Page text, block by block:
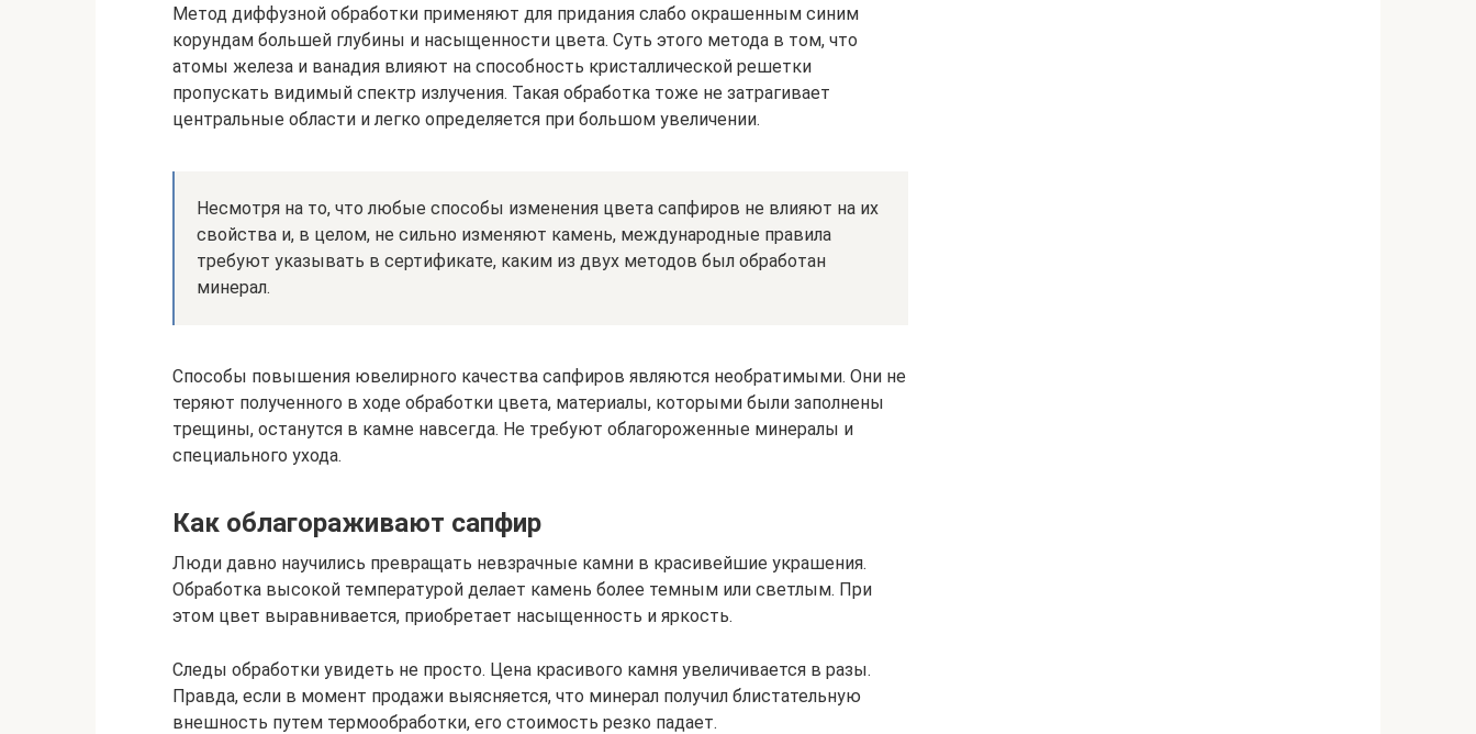
Метод диффузной обработки применяют для придания слабо окрашенным синим
корундам большей глубины и насыщенности цвета. Суть этого метода в том, что
атомы железа и ванадия влияют на способность кристаллической решетки
пропускать видимый спектр излучения. Такая обработка тоже не затрагивает
центральные области и легко определяется при большом увеличении.
Несмотря на то, что любые способы изменения цвета сапфиров не влияют на их
свойства и, в целом, не сильно изменяют камень, международные правила
требуют указывать в сертификате, каким из двух методов был обработан
минерал.
Способы повышения ювелирного качества сапфиров являются необратимыми. Они не
теряют полученного в ходе обработки цвета, материалы, которыми были заполнены
трещины, останутся в камне навсегда. Не требуют облагороженные минералы и
специального ухода.
Как облагораживают сапфир
Люди давно научились превращать невзрачные камни в красивейшие украшения.
Обработка высокой температурой делает камень более темным или светлым. При
этом цвет выравнивается, приобретает насыщенность и яркость.
Следы обработки увидеть не просто. Цена красивого камня увеличивается в разы.
Правда, если в момент продажи выясняется, что минерал получил блистательную
внешность путем термообработки, его стоимость резко падает.